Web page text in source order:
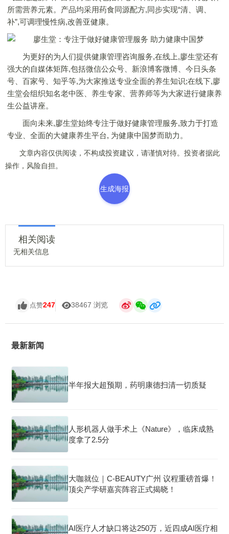
所需营养元素。产品均采用药食同源配方,同步实现“清、调、
补”,可调理慢性病,改善亚健康。
为更好的为人们提供健康管理咨询服务,在线上,廖生堂还有
强大的自媒体矩阵,包括微信公众号、新浪博客微博、今日头条
号、百家号、知乎等,为大家推送专业全面的养生知识;在线下,廖
生堂会组织知名老中医、养生专家、营养师等为大家进行健康养
生公益讲座。
面向未来,廖生堂始终专注于做好健康管理服务,致力于打造
专业、全面的大健康养生平台, 为健康中国梦而助力。
文章内容仅供阅读，不构成投资建议，请谨慎对待。投资者据此
操作，风险自担。
生成海报
相关阅读
无相关信息
点赞247 38467 浏览
最新新闻
半年报大超预期，药明康德扫清一切质疑
人形机器人做手术上《Nature》，临床成熟
度拿了2.5分
大咖就位｜C-BEAUTY广州 议程重磅首爆！
顶尖产学研嘉宾阵容正式揭晓！
AI医疗人才缺口将达250万，近四成AI医疗相